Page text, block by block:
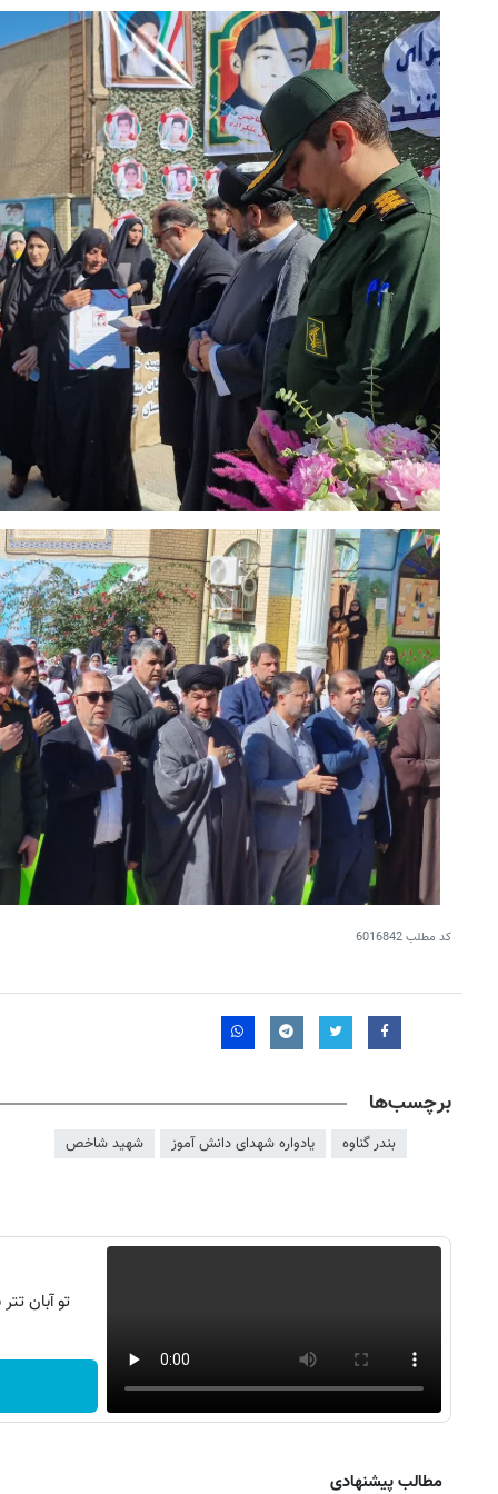
کد مطلب6016842
برچسب‌ها
بندر گناوه یادواره شهدای دانش آموز شهید شاخص
تو آبان
مطالب پیشنهادی